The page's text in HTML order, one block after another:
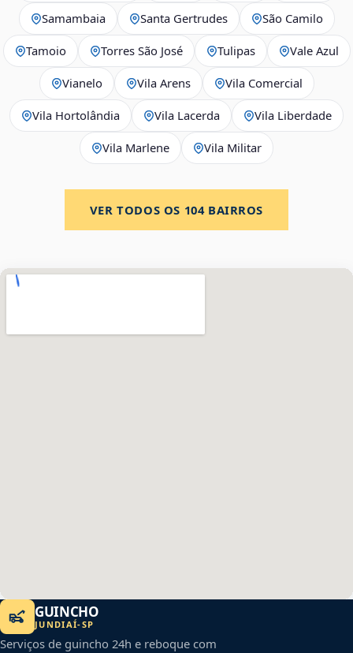
Samambaia Santa Gertrudes São Camilo
Tamoio Torres São José Tulipas Vale Azul
Vianelo Vila Arens Vila Comercial
Vila Hortolândia Vila Lacerda Vila Liberdade
Vila Marlene Vila Militar
VER TODOS OS 104BAIRROS
GUINCHO
JUNDIAÍ-SP
Serviços de guincho 24h e reboque com